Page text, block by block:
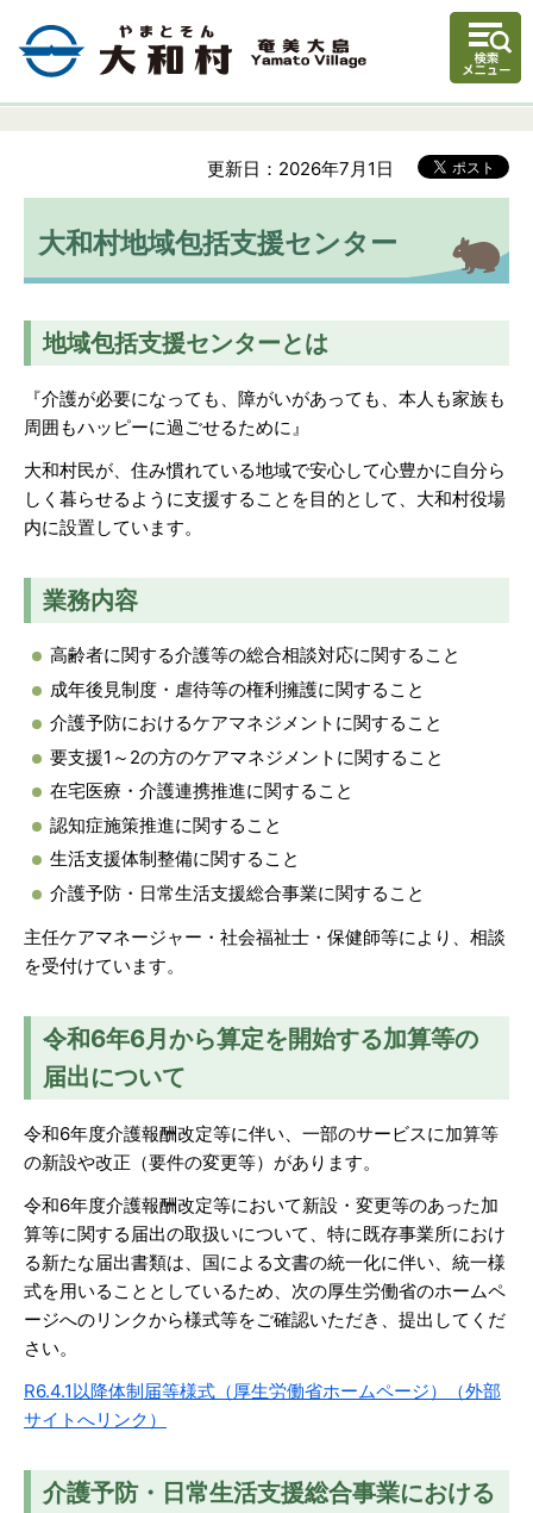
更新日：2026年7月1日
大和村地域包括支援センター
地域包括支援センターとは
『介護が必要になっても、障がいがあっても、本人も家族も
周囲もハッピーに過ごせるために』
大和村民が、住み慣れている地域で安心して心豊かに自分ら
しく暮らせるように支援することを目的として、大和村役場
内に設置しています。
業務内容
高齢者に関する介護等の総合相談対応に関すること
成年後見制度・虐待等の権利擁護に関すること
介護予防におけるケアマネジメントに関すること
要支援1～2の方のケアマネジメントに関すること
在宅医療・介護連携推進に関すること
認知症施策推進に関すること
生活支援体制整備に関すること
介護予防・日常生活支援総合事業に関すること
主任ケアマネージャー・社会福祉士・保健師等により、相談
を受付けています。
令和6年6月から算定を開始する加算等の
届出について
令和6年度介護報酬改定等に伴い、一部のサービスに加算等
の新設や改正（要件の変更等）があります。
令和6年度介護報酬改定等において新設・変更等のあった加
算等に関する届出の取扱いについて、特に既存事業所におけ
る新たな届出書類は、国による文書の統一化に伴い、統一様
式を用いることとしているため、次の厚生労働省のホームペ
ージへのリンクから様式等をご確認いただき、提出してくだ
さい。
R6.4.1以降体制届等様式（厚生労働省ホームページ）（外部
サイトへリンク）
介護予防・日常生活支援総合事業における